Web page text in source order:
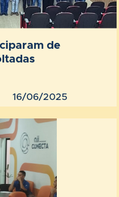
de
16/06/2025